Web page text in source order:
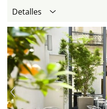
Detalles